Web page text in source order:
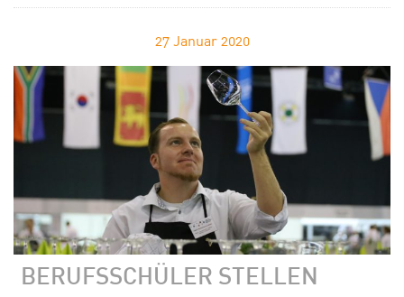
27 Januar 2020
BERUFSSCHÜLER STELLEN